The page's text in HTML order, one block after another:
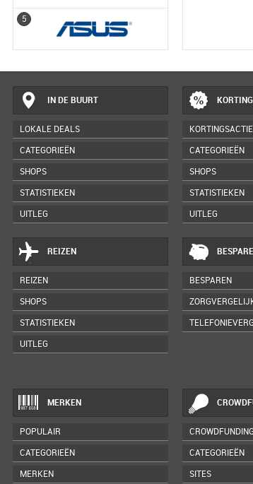
5
IN DE BUURT
LOKALE DEALS
CATEGORIEËN
SHOPS
STATISTIEKEN
UITLEG
CATEGORIEËN
SHOPS
STATISTIEKEN
UITLEG
REIZEN
REIZEN
SHOPS
STATISTIEKEN
UITLEG
BESPAREN
MERKEN
POPULAIR
CATEGORIEËN
MERKEN
CATEGORIEËN
SITES